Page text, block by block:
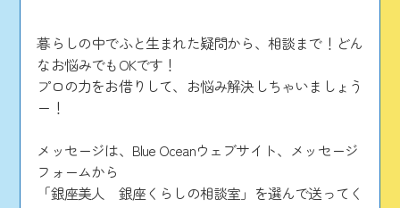
暮らしの中でふと生まれた疑問から、相談まで！どん
なお悩みでもOKです！
プロの力をお借りして、お悩み解決しちゃいましょう
ー！
メッセージは、Blue Oceanウェブサイト、メッセージ
フォームから
「銀座美人 銀座くらしの相談室」を選んで送ってく